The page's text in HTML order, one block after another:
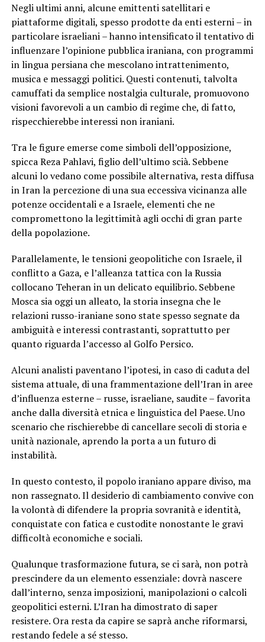
Negli ultimi anni, alcune emittenti satellitari e
piattaforme digitali, spesso prodotte da enti esterni – in
particolare israeliani – hanno intensificato il tentativo di
influenzare l’opinione pubblica iraniana, con programmi
in lingua persiana che mescolano intrattenimento,
musica e messaggi politici. Questi contenuti, talvolta
camuffati da semplice nostalgia culturale, promuovono
visioni favorevoli a un cambio di regime che, di fatto,
rispecchierebbe interessi non iraniani.
Tra le figure emerse come simboli dell’opposizione,
spicca Reza Pahlavi, figlio dell’ultimo scià. Sebbene
alcuni lo vedano come possibile alternativa, resta diffusa
in Iran la percezione di una sua eccessiva vicinanza alle
potenze occidentali e a Israele, elementi che ne
compromettono la legittimità agli occhi di gran parte
della popolazione.
Parallelamente, le tensioni geopolitiche con Israele, il
conflitto a Gaza, e l’alleanza tattica con la Russia
collocano Teheran in un delicato equilibrio. Sebbene
Mosca sia oggi un alleato, la storia insegna che le
relazioni russo-iraniane sono state spesso segnate da
ambiguità e interessi contrastanti, soprattutto per
quanto riguarda l’accesso al Golfo Persico.
Alcuni analisti paventano l’ipotesi, in caso di caduta del
sistema attuale, di una frammentazione dell’Iran in aree
d’influenza esterne – russe, israeliane, saudite – favorita
anche dalla diversità etnica e linguistica del Paese. Uno
scenario che rischierebbe di cancellare secoli di storia e
unità nazionale, aprendo la porta a un futuro di
instabilità.
In questo contesto, il popolo iraniano appare diviso, ma
non rassegnato. Il desiderio di cambiamento convive con
la volontà di difendere la propria sovranità e identità,
conquistate con fatica e custodite nonostante le gravi
difficoltà economiche e sociali.
Qualunque trasformazione futura, se ci sarà, non potrà
prescindere da un elemento essenziale: dovrà nascere
dall’interno, senza imposizioni, manipolazioni o calcoli
geopolitici esterni. L’Iran ha dimostrato di saper
resistere. Ora resta da capire se saprà anche riformarsi,
restando fedele a sé stesso.